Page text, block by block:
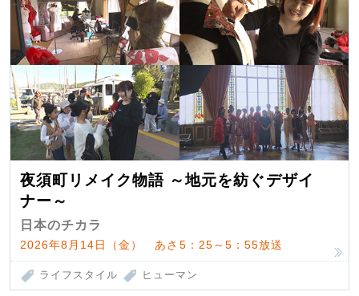
夜須町リメイク物語 ～地元を紡ぐデザイ
ナー～
日本のチカラ
2026年8月14日（金） あさ5：25～5：55放送
ライフスタイル ヒューマン